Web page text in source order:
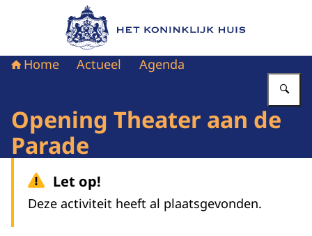
Naar de homepage van Het Koninklijk Huis
Home Actueel Agenda
Opening Theater aan de
Parade
Let op!
Deze activiteit heeft al plaatsgevonden.